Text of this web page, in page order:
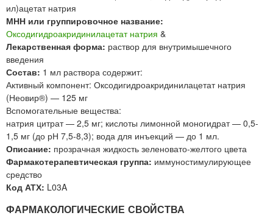
ил)ацетат натрия
МНН или группировочное название:
Оксодигидроакридинилацетат натрия &
Лекарственная форма: раствор для внутримышечного
введения
Состав: 1 мл раствора содержит:
Активный компонент: Оксодигидроакридинилацетат натрия
(Неовир®) — 125 мг
Вспомогательные вещества:
натрия цитрат — 2,5 мг; кислоты лимонной моногидрат — 0,5-
1,5 мг (до рН 7,5-8,3); вода для инъекций — до 1 мл.
Описание: прозрачная жидкость зеленовато-желтого цвета
Фармакотерапевтическая группа: иммуностимулирующее
средство
Код АТХ: L03A
ФАРМАКОЛОГИЧЕСКИЕ СВОЙСТВА